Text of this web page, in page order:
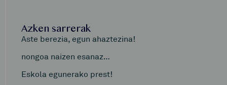
Azken sarrerak
Aste berezia, egun ahaztezina!
nongoa naizen esanaz…
Eskola egunerako prest!